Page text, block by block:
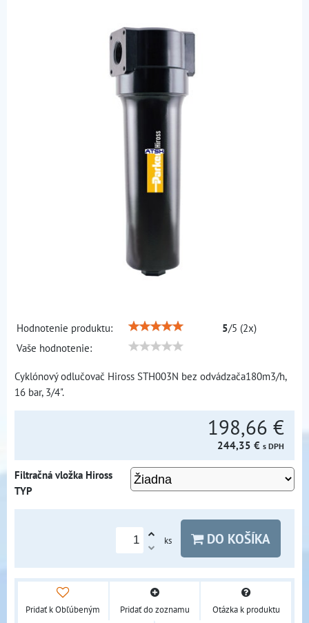
Hodnotenie produktu: 5/5 (2x)
Vaše hodnotenie:
Cyklónový odlučovač Hiross STH003N bez odvádzača180m3/h,
16 bar, 3/4".
198,66 €
244,35 € s DPH
Filtračná vložka Hiross
TYP
ks DO KOŠÍKA
Pridať k Obľúbeným Pridať do zoznamu Otázka k produktu